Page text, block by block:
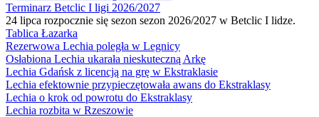
Terminarz Betclic I ligi 2026/2027
24 lipca rozpocznie się sezon sezon 2026/2027 w Betclic I lidze.
Tablica Łazarka
Rezerwowa Lechia poległa w Legnicy
Osłabiona Lechia ukarała nieskuteczną Arkę
Lechia Gdańsk z licencją na grę w Ekstraklasie
Lechia efektownie przypieczętowała awans do Ekstraklasy
Lechia o krok od powrotu do Ekstraklasy
Lechia rozbita w Rzeszowie